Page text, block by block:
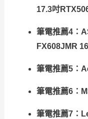
17.3吋
筆電推薦4：
FX608JMR
筆電推薦5：
筆電推薦6：
筆電推薦7：